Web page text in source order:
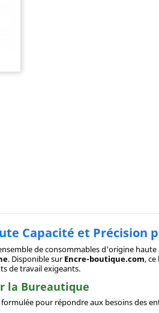
Capacité et Précision
de consommables d'origine
. Disponible surEncre-boutique.com,
de travail exigeants.
la Bureautique
pour répondre aux besoins des